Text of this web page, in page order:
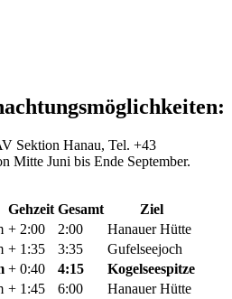
Sektion Hanau, Tel. +43
Mitte Juni bis Ende September.
Gehzeit Gesamt
Ziel
+ 2:00 2:00
Hanauer Hütte
+ 1:35 3:35
Gufelseejoch
+ 0:40 4:15
Kogelseespitze
+ 1:45 6:00
Hanauer Hütte